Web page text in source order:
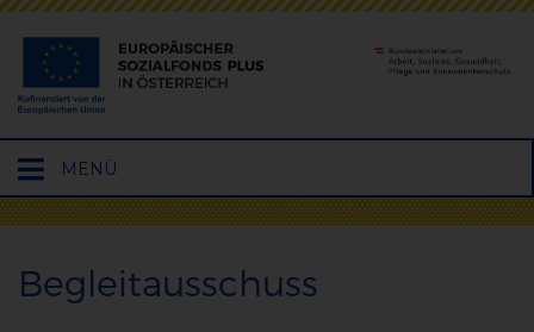
Hauptmenü
öffnen
MENÜ
Begleitausschuss